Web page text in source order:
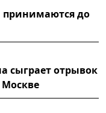
принимаются до
сыграет отрывок
Москве